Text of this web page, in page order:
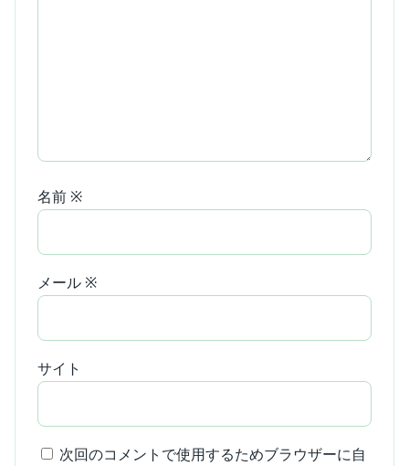
名前 ※
メール ※
サイト
次回のコメントで使用するためブラウザーに自